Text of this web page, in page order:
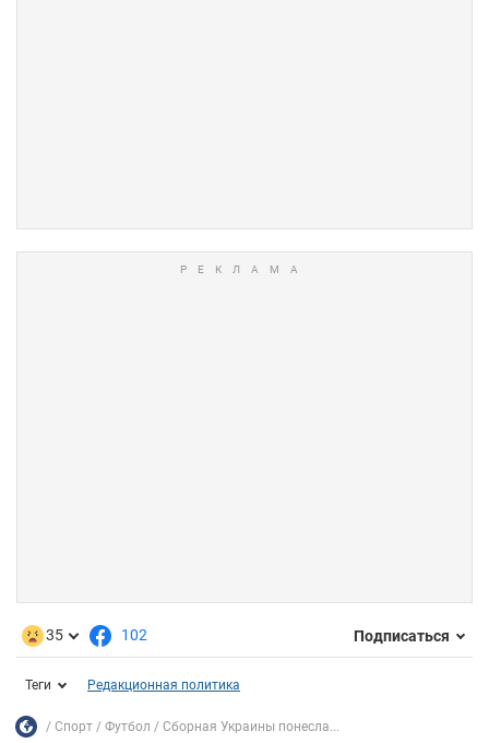
35 102 Подписаться
Теги Редакционная политика
Спорт Футбол Сборная Украины понесла...